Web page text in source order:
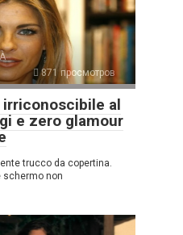
871 просмотров
irriconoscibile al
e zero glamour
trucco da copertina.
schermo non